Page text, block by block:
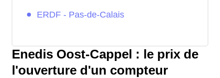
ERDF - Pas-de-Calais
Enedis Oost-Cappel : le prix de
l'ouverture d'un compteur